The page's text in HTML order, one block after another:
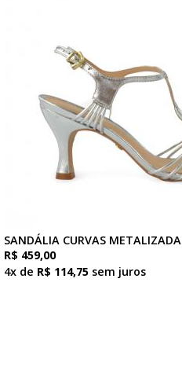
SANDÁLIA CURVAS METALIZADA
R$ 459,00
4x de R$ 114,75 sem juros